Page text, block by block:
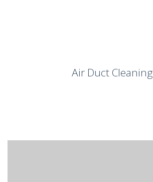
Air Duct Cleaning